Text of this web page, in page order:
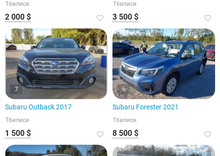
Тбилиси
2 000 $
Тбилиси
3 500 $
7
Subaru Outback 2017
Тбилиси
1 500 $
6
Subaru Forester 2021
Тбилиси
8 500 $